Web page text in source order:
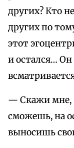
других? Кто
других по
этот
и остался… Он
— Скажи мне,
сможешь, на
выносишь